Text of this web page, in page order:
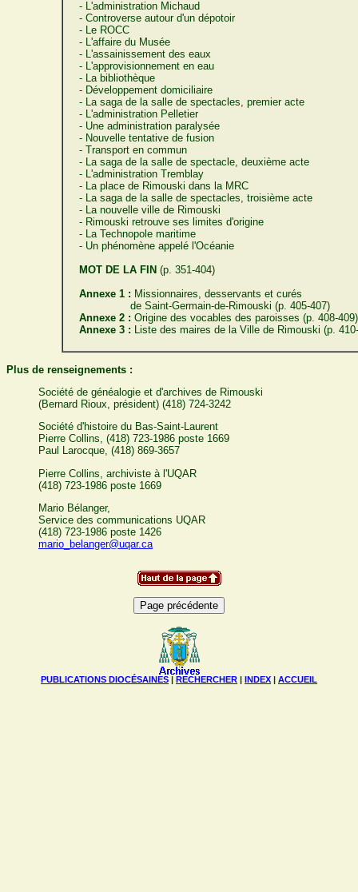
- L'administration Michaud
- Controverse autour d'un dépotoir
- Le ROCC
- L'affaire du Musée
- L'assainissement des eaux
- L'approvisionnement en eau
- La bibliothèque
- Développement domiciliaire
- La saga de la salle de spectacles, premier acte
- L'administration Pelletier
- Une administration paralysée
- Nouvelle tentative de fusion
- Transport en commun
- La saga de la salle de spectacle, deuxième acte
- L'administration Tremblay
- La place de Rimouski dans la MRC
- La saga de la salle de spectacles, troisième acte
- La nouvelle ville de Rimouski
- Rimouski retrouve ses limites d'origine
- La Technopole maritime
- Un phénomène appelé l'Océanie
MOT DE LA FIN (p. 351-404)
Annexe 1 : Missionnaires, desservants et curés
de Saint-Germain-de-Rimouski (p. 405-407)
Annexe 2 : Origine des vocables des paroisses (p. 408-409)
Annexe 3 : Liste des maires de la Ville de Rimouski (p.
Plus de renseignements :
Société de généalogie et d'archives de Rimouski
(Bernard Rioux, président) (418) 724-3242
Société d'histoire du Bas-Saint-Laurent
Pierre Collins, (418) 723-1986 poste 1669
Paul Larocque, (418) 869-3657
Pierre Collins, archiviste à l'UQAR
(418) 723-1986 poste 1669
Mario Bélanger,
Service des communications UQAR
(418) 723-1986 poste 1426
mario_belanger@uqar.ca
PUBLICATIONS DIOCÉSAINES | RECHERCHER | INDEX | ACCUEIL